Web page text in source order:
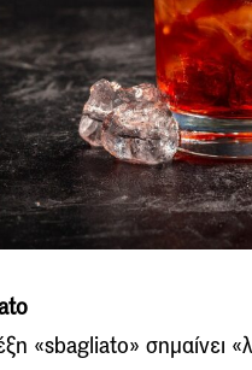
«sbagliato» σημαίνει